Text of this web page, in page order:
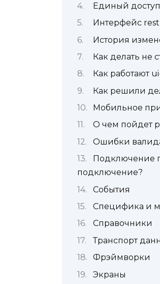
Единый
Интерфейс
История
Как делать не
Как работают
Как решили
Мобильное
О чем пойдет
Ошибки
Подключение
подключение?
События
Специфика и
Справочники
Транспорт
Фрэймворки
Экраны